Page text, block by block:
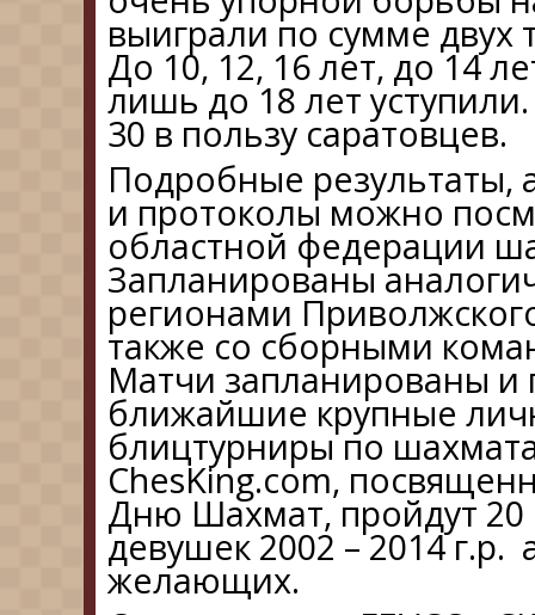
выиграли по сумме двух
До 10, 12, 16 лет, до 14
лишь до 18 лет
30 в пользу саратовцев.
Подробные результаты,
и протоколы можно
областной федерации
Запланированы
регионами
также со сборными
Матчи запланированы и
ближайшие крупные
блицтурниры по
ChesKing.com,
Дню Шахмат, пройдут
девушек 2002 – 2014 г.р.
желающих.